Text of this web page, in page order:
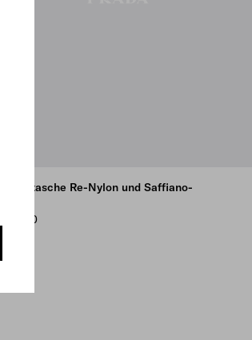
Hundetasche Re-Nylon und Saffiano-
€ 3.200